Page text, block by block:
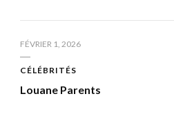
FÉVRIER 1, 2026
CÉLÉBRITÉS
Louane Parents